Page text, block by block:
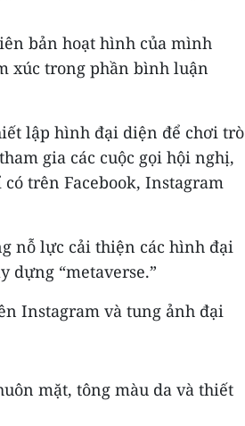
bản hoạt hình của mình
xúc trong phần bình luận
lập hình đại diện để chơi trò
gia các cuộc gọi hội nghị,
trên Facebook, Instagram
nỗ lực cải thiện các hình đại
dựng “metaverse.”
Instagram và tung ảnh đại
mặt, tông màu da và thiết